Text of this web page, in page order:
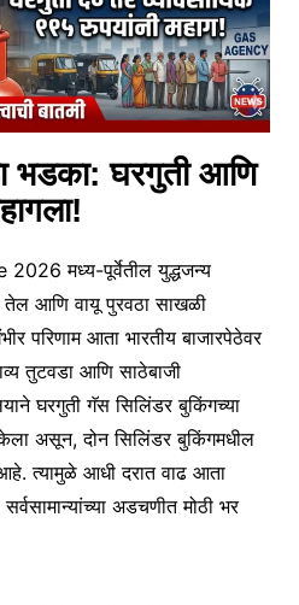
भडका: घरगुती आणि
मध्य-पूर्वेतील युद्धजन्य
तेल आणि वायू पुरवठा साखळी
परिणाम आता भारतीय बाजारपेठेवर
तुटवडा आणि साठेबाजी
घरगुती गॅस सिलिंडर बुकिंगच्या
असून, दोन सिलिंडर बुकिंगमधील
त्यामुळे आधी दरात वाढ आता
अडचणीत मोठी भर